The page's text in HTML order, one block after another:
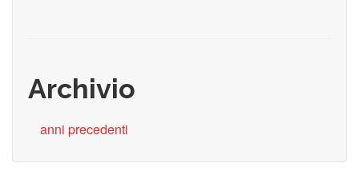
Archivio
anni precedenti